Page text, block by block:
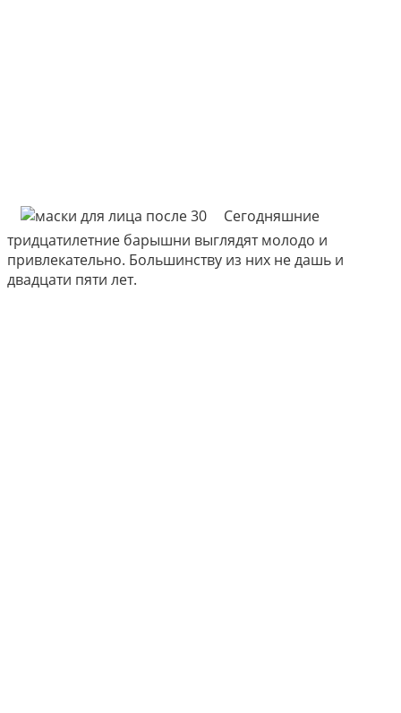
Сегодняшние
тридцатилетние барышни выглядят молодо и
привлекательно. Большинству из них не дашь и
двадцати пяти лет.